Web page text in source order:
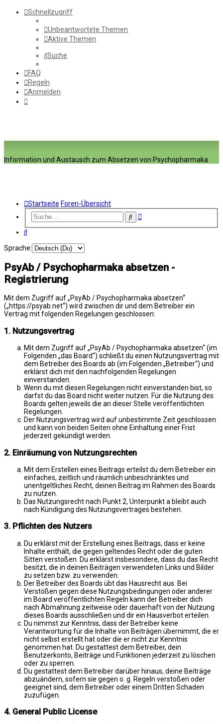
Schnellzugriff
Unbeantwortete Themen
Aktive Themen
Suche
FAQ
Regeln
Anmelden
Information und Austausch zum Absetzen von Psychopharmaka
Startseite Foren-Übersicht
SucheErweiterte
Suche
Sprache:
PsyAb / Psychopharmaka absetzen -
Registrierung
Mit dem Zugriff auf „PsyAb / Psychopharmaka absetzen“
(„https://psyab.net“) wird zwischen dir und dem Betreiber ein
Vertrag mit folgenden Regelungen geschlossen:
1. Nutzungsvertrag
Mit dem Zugriff auf „PsyAb / Psychopharmaka absetzen“ (im
Folgenden „das Board“) schließt du einen Nutzungsvertrag mit
dem Betreiber des Boards ab (im Folgenden „Betreiber“) und
erklärst dich mit den nachfolgenden Regelungen
einverstanden.
Wenn du mit diesen Regelungen nicht einverstanden bist, so
darfst du das Board nicht weiter nutzen. Für die Nutzung des
Boards gelten jeweils die an dieser Stelle veröffentlichten
Regelungen.
Der Nutzungsvertrag wird auf unbestimmte Zeit geschlossen
und kann von beiden Seiten ohne Einhaltung einer Frist
jederzeit gekündigt werden.
2. Einräumung von Nutzungsrechten
Mit dem Erstellen eines Beitrags erteilst du dem Betreiber ein
einfaches, zeitlich und räumlich unbeschränktes und
unentgeltliches Recht, deinen Beitrag im Rahmen des Boards
zu nutzen.
Das Nutzungsrecht nach Punkt 2, Unterpunkt a bleibt auch
nach Kündigung des Nutzungsvertrages bestehen.
3. Pflichten des Nutzers
Du erklärst mit der Erstellung eines Beitrags, dass er keine
Inhalte enthält, die gegen geltendes Recht oder die guten
Sitten verstoßen. Du erklärst insbesondere, dass du das Recht
besitzt, die in deinen Beiträgen verwendeten Links und Bilder
zu setzen bzw. zu verwenden.
Der Betreiber des Boards übt das Hausrecht aus. Bei
Verstößen gegen diese Nutzungsbedingungen oder anderer
im Board veröffentlichten Regeln kann der Betreiber dich
nach Abmahnung zeitweise oder dauerhaft von der Nutzung
dieses Boards ausschließen und dir ein Hausverbot erteilen.
Du nimmst zur Kenntnis, dass der Betreiber keine
Verantwortung für die Inhalte von Beiträgen übernimmt, die er
nicht selbst erstellt hat oder die er nicht zur Kenntnis
genommen hat. Du gestattest dem Betreiber, dein
Benutzerkonto, Beiträge und Funktionen jederzeit zu löschen
oder zu sperren.
Du gestattest dem Betreiber darüber hinaus, deine Beiträge
abzuändern, sofern sie gegen o. g. Regeln verstoßen oder
geeignet sind, dem Betreiber oder einem Dritten Schaden
zuzufügen.
4. General Public License